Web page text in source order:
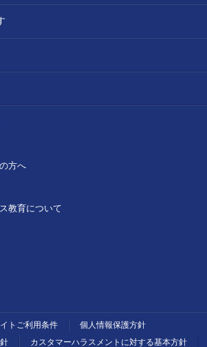
方へ
教育について
トご利用条件
個人情報保護方針
カスタマーハラスメントに対する基本方針